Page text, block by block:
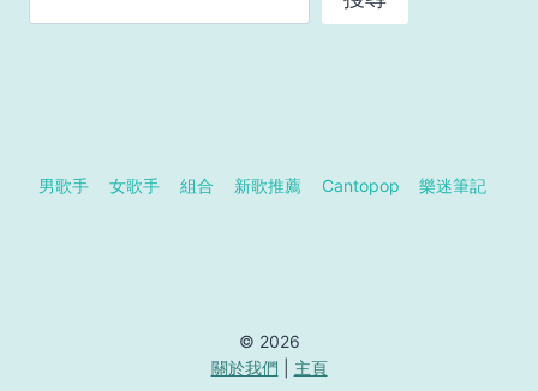
男歌手 女歌手 組合 新歌推薦 Cantopop 樂迷筆記
© 2026
關於我們
主頁